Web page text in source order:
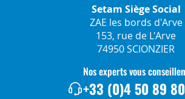
Setam Siège Social
ZAE les bords d'Arve
153, rue de L'Arve
74950 SCIONZIER
Nos experts vous
+33 (0)4 50 89